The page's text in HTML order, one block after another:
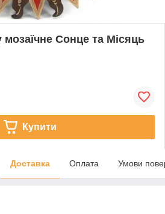
мозаїчне Сонце та Місяць
Купити
Доставка Оплата Умови